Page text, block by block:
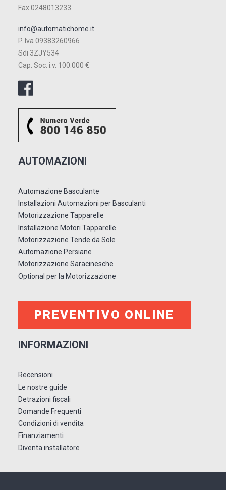
Fax 0248013233
info@automatichome.it
P. Iva 09383260966
Sdi 3ZJY534
Cap. Soc. i.v. 100.000 €
AUTOMAZIONI
Automazione Basculante
Installazioni Automazioni per Basculanti
Motorizzazione Tapparelle
Installazione Motori Tapparelle
Motorizzazione Tende da Sole
Automazione Persiane
Motorizzazione Saracinesche
Optional per la Motorizzazione
PREVENTIVO ONLINE
INFORMAZIONI
Recensioni
Le nostre guide
Detrazioni fiscali
Domande Frequenti
Condizioni di vendita
Finanziamenti
Diventa installatore